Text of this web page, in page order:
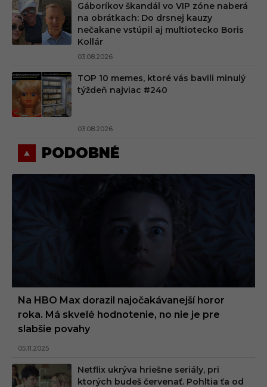
Gáboríkov škandál vo VIP zóne naberá
na obrátkach: Do drsnej kauzy
nečakane vstúpil aj multiotecko Boris
Kollár
03.08.2026
TOP 10 memes, ktoré vás bavili minulý
týždeň najviac #240
03.08.2026
PODOBNÉ
Na HBO Max dorazil najočakávanejší horor
roka. Má skvelé hodnotenie, no nie je pre
slabšie povahy
05.11.2025
Netflix ukrýva hriešne seriály, pri
ktorých budeš červenať. Pohltia ťa od